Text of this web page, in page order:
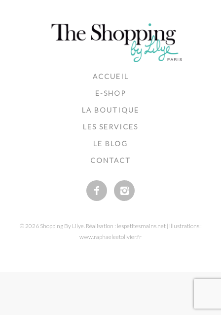
ACCUEIL
E-SHOP
LA BOUTIQUE
LES SERVICES
LE BLOG
CONTACT
© 2026 Shopping By Lilye. Réalisation : lespetitesmains.net | illustrations :
www.raphaeleetolivier.fr